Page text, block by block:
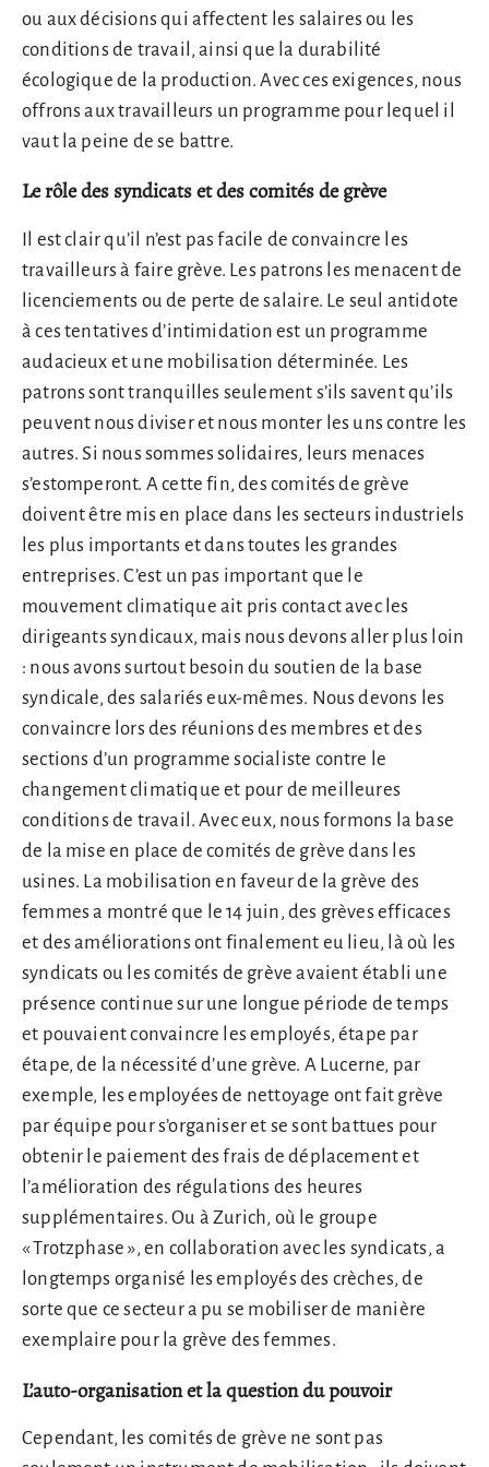
ou aux décisions qui affectent les salaires ou les
conditions de travail, ainsi que la durabilité
écologique de la production. Avec ces exigences, nous
offrons aux travailleurs un programme pour lequel il
vaut la peine de se battre.
Le rôle des syndicats et des comités de grève
Il est clair qu’il n’est pas facile de convaincre les
travailleurs à faire grève. Les patrons les menacent de
licenciements ou de perte de salaire. Le seul antidote
à ces tentatives d’intimidation est un programme
audacieux et une mobilisation déterminée. Les
patrons sont tranquilles seulement s’ils savent qu’ils
peuvent nous diviser et nous monter les uns contre les
autres. Si nous sommes solidaires, leurs menaces
s’estomperont. A cette fin, des comités de grève
doivent être mis en place dans les secteurs industriels
les plus importants et dans toutes les grandes
entreprises. C’est un pas important que le
mouvement climatique ait pris contact avec les
dirigeants syndicaux, mais nous devons aller plus loin
: nous avons surtout besoin du soutien de la base
syndicale, des salariés eux-mêmes. Nous devons les
convaincre lors des réunions des membres et des
sections d’un programme socialiste contre le
changement climatique et pour de meilleures
conditions de travail. Avec eux, nous formons la base
de la mise en place de comités de grève dans les
usines. La mobilisation en faveur de la grève des
femmes a montré que le 14 juin, des grèves efficaces
et des améliorations ont finalement eu lieu, là où les
syndicats ou les comités de grève avaient établi une
présence continue sur une longue période de temps
et pouvaient convaincre les employés, étape par
étape, de la nécessité d’une grève. A Lucerne, par
exemple, les employées de nettoyage ont fait grève
par équipe pour s’organiser et se sont battues pour
obtenir le paiement des frais de déplacement et
l’amélioration des régulations des heures
supplémentaires. Ou à Zurich, où le groupe
« Trotzphase », en collaboration avec les syndicats, a
longtemps organisé les employés des crèches, de
sorte que ce secteur a pu se mobiliser de manière
exemplaire pour la grève des femmes.
L’auto-organisation et la question du pouvoir
Cependant, les comités de grève ne sont pas